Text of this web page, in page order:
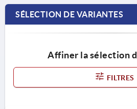
SÉLECTION DE VARIANTES
Affiner la sélection
FILTRES